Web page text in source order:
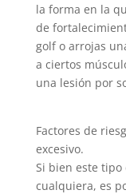
la forma en la
de
golf o arrojas
a ciertos
una lesión por
Factores de
excesivo.
Si bien este
cualquiera, es